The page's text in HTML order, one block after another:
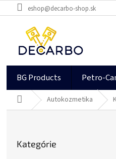
Prejsť
na
eshop@decarbo-shop.sk
BG Products Petro-
DomovAutokozmetika
kategórie
Kategórie